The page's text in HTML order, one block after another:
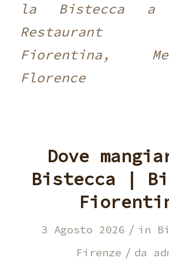
la Bistecca a
Restaurant
Fiorentina,
Florence
Dove
Bistecca |
3 Agosto 2026 / in
Firenze / da